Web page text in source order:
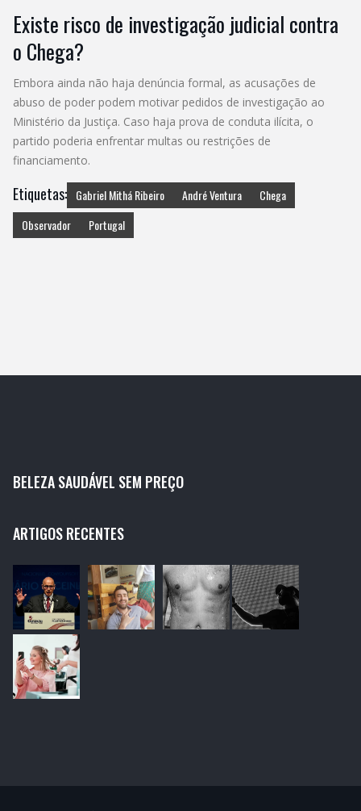
Existe risco de investigação judicial contra
o Chega?
Embora ainda não haja denúncia formal, as acusações de
abuso de poder podem motivar pedidos de investigação ao
Ministério da Justiça. Caso haja prova de conduta ilícita, o
partido poderia enfrentar multas ou restrições de
financiamento.
Etiquetas: Gabriel Mithá Ribeiro André Ventura
Chega
Observador
Portugal
BELEZA SAUDÁVEL SEM PREÇO
ARTIGOS RECENTES